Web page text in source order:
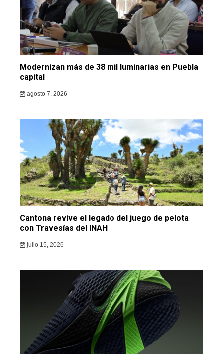
Modernizan más de 38 mil luminarias en Puebla
capital
agosto 7, 2026
Cantona revive el legado del juego de pelota
con Travesías del INAH
julio 15, 2026